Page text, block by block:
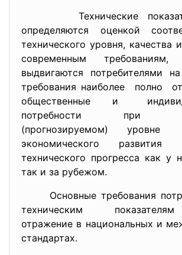
Технические
определяются оценкой
технического уровня, качества
современным
выдвигаются потребителями
требования наиболее полно
общественные и
потребности при
(прогнозируемом) уровне
экономического
технического прогресса как у
так и за рубежом.
Основные требования
техническим
отражение в национальных и
стандартах.